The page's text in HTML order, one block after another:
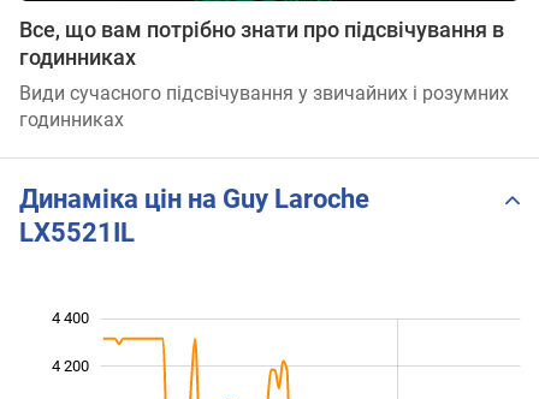
Все, що вам потрібно знати про підсвічування в
годинниках
Види сучасного підсвічування у звичайних і розумних
годинниках
Динаміка цін на Guy Laroche
LX5521IL
4 200
4 400